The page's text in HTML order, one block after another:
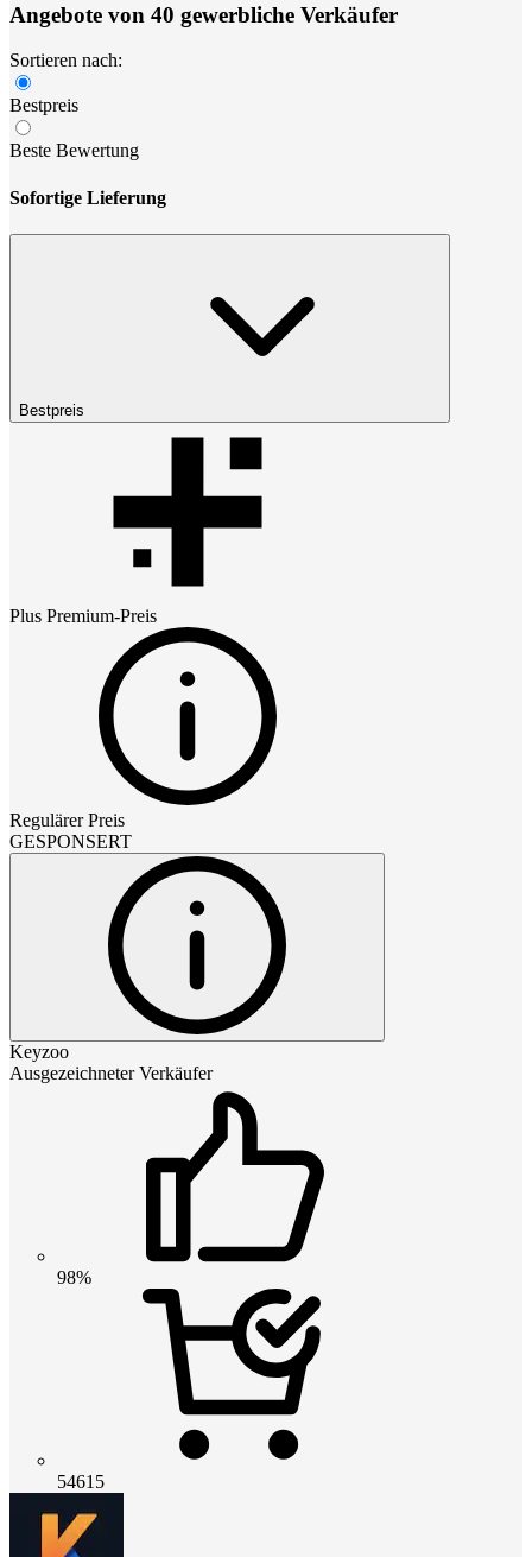
Angebote von 40 gewerbliche Verkäufer
Sortieren nach:
Bestpreis
Beste Bewertung
Sofortige Lieferung
Bestpreis
Plus Premium-Preis
Regulärer Preis
GESPONSERT
Keyzoo
Ausgezeichneter Verkäufer
98%
54615